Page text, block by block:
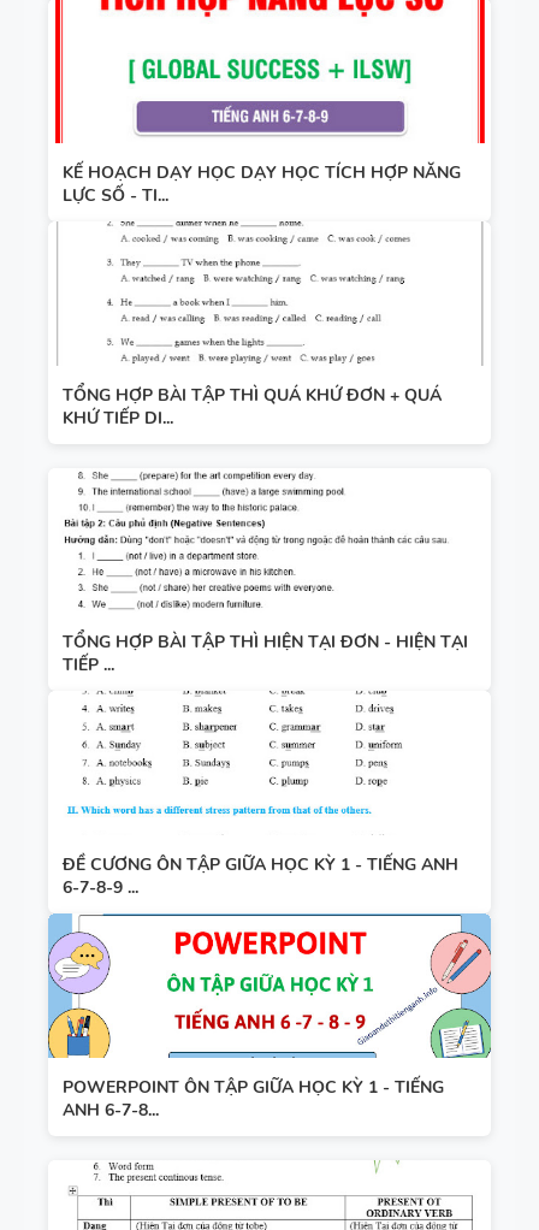
KẾ HOẠCH DẠY HỌC DẠY HỌC TÍCH HỢP NĂNG
LỰC SỐ - TI...
TỔNG HỢP BÀI TẬP THÌ QUÁ KHỨ ĐƠN + QUÁ
KHỨ TIẾP DI...
TỔNG HỢP BÀI TẬP THÌ HIỆN TẠI ĐƠN - HIỆN TẠI
TIẾP ...
ĐỀ CƯƠNG ÔN TẬP GIỮA HỌC KỲ 1 - TIẾNG ANH
6-7-8-9 ...
POWERPOINT ÔN TẬP GIỮA HỌC KỲ 1 - TIẾNG
ANH 6-7-8...